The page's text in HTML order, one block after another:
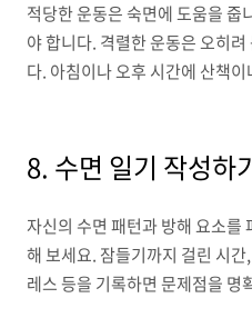
적당한 운동은 숙면에 도움을 줍
야 합니다. 격렬한 운동은 오히
다. 아침이나 오후 시간에 산책
8. 수면 일기 작성하
자신의 수면 패턴과 방해 요소를
해 보세요. 잠들기까지 걸린 시
레스 등을 기록하면 문제점을 명